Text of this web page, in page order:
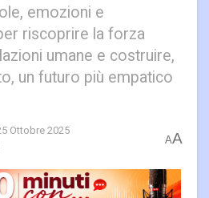
emozioni e
riscoprire la forza
umane e costruire,
un futuro più empatico
Ottobre 2025
AA